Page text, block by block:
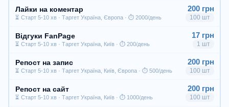
Лайки на коментар
⏳ Старт 5-10 хв · Таргет Україна, Європа · ⏱ 2000/день
200 грн
100 шт
Відгуки FanPage
⏳ Старт 5-10 хв · Таргет Україна, Київ · ⏱ 200/день
17 грн
1 шт
Репост на запис
⏳ Старт 5-10 хв · Таргет Україна, Київ, Європа · ⏱ 500/день
200 грн
100 шт
Репост на сайт
⏳ Старт 5-10 хв · Таргет Україна, Київ · ⏱ 1000/день
200 грн
100 шт